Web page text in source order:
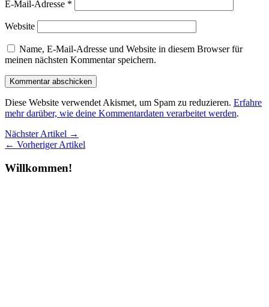
E-Mail-Adresse *
Website
Name, E-Mail-Adresse und Website in diesem Browser für
meinen nächsten Kommentar speichern.
Diese Website verwendet Akismet, um Spam zu reduzieren. Erfahre
mehr darüber, wie deine Kommentardaten verarbeitet werden.
Nächster Artikel →
← Vorheriger Artikel
Willkommen!